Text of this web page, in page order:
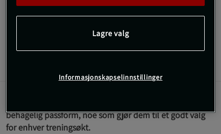
Forbedre treningsopplevelsen din med Borg Shorts fra Björn
Borg, designet for å gi både stil og funksjonalitet.
behagelig passform, noe som gjør dem til et godt valg
for enhver treningsøkt.
Lagre valg
Informasjonskapselinnstillinger